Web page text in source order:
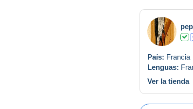
País: Francia
Lenguas:
Ver la tienda